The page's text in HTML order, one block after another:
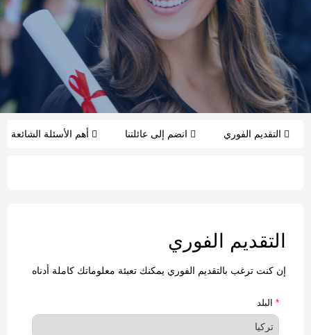
التقديم الفوري انضم إلى عائلتنا أهم الأسئلة الشائعة
التقديم الفوري
إن كنت ترغب بالتقديم الفوري يمكنك تعبئة معلوماتك كاملة أدناه
* البلد